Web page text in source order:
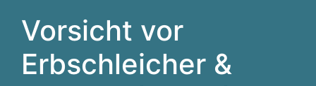
Vorsicht vor
Erbschleicher &